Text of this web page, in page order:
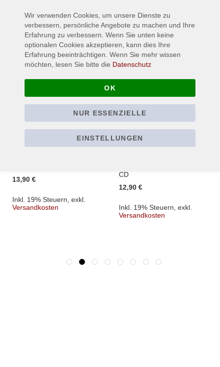
Wird oft zusammen gekauft:
13,90 €
Inkl. 19% Steuern exkl.
Versandkosten
CD
12,90 €
Inkl. 19% Steuern exkl.
Versandkosten
Wir verwenden Cookies, um unsere Dienste zu
verbessern, persönliche Angebote zu machen und Ihre
Erfahrung zu verbessern. Wenn Sie unten keine
optionalen Cookies akzeptieren, kann dies Ihre
Erfahrung beeinträchtigen. Wenn Sie mehr wissen
möchten, lesen Sie bitte die Datenschutz
OK
NUR ESSENZIELLE
EINSTELLUNGEN